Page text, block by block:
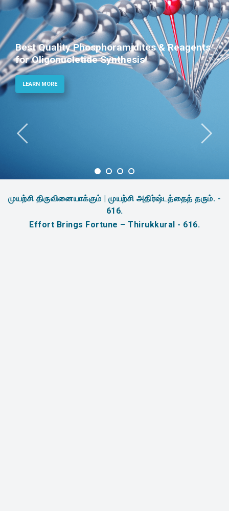
Phosphoramidites for Diagnostic and
Therapeutic Applications
LEARN MORE
முயற்சி திருவினையாக்கும் | முயற்சி அதிர்ஷ்டத்தைத் தரும். -
616.
Effort Brings Fortune – Thirukkural - 616.